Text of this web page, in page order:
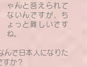
ゃんと答えられて
ないんですが、ち
ょっと難しいです
ね。
んで日本人になりた
すか？